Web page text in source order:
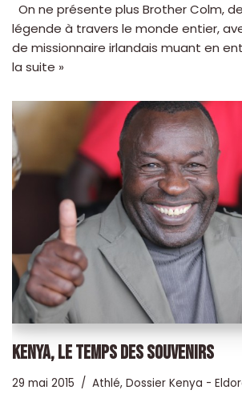
On ne présente plus Brother Colm,
légende à travers le monde entier,
de missionnaire irlandais muant en
la suite »
KENYA, LE TEMPS DES SOUVENIRS
29 mai 2015 Athlé, Dossier Kenya -